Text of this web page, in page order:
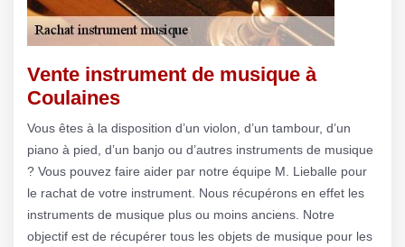
Vente instrument de musique à
Coulaines
Vous êtes à la disposition d’un violon, d’un tambour, d’un
piano à pied, d’un banjo ou d’autres instruments de musique
? Vous pouvez faire aider par notre équipe M. Lieballe pour
le rachat de votre instrument. Nous récupérons en effet les
instruments de musique plus ou moins anciens. Notre
objectif est de récupérer tous les objets de musique pour les